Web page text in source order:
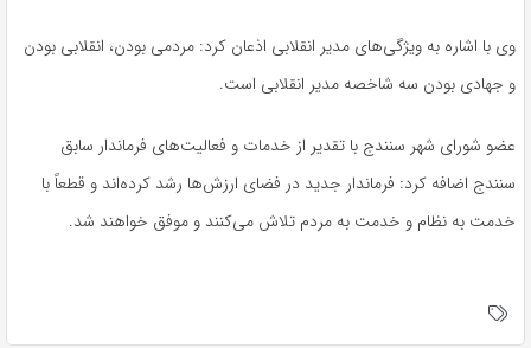
وی با اشاره به ویژگی‌های مدیر انقلابی اذعان کرد: مردمی بودن، انقلابی بودن
و جهادی بودن سه شاخصه مدیر انقلابی است.
عضو شورای شهر سنندج با تقدیر از خدمات و فعالیت‌های فرماندار سابق
سنندج اضافه کرد: فرماندار جدید در فضای ارزش‌ها رشد کرده‌اند و قطعاً با
خدمت به نظام و خدمت به مردم تلاش می‌کنند و موفق خواهند شد.